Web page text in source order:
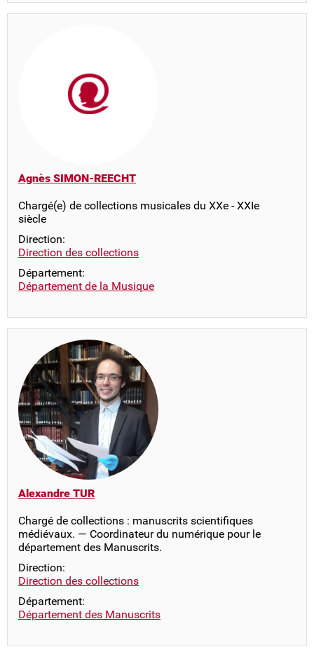
Agnès SIMON-REECHT
Chargé(e) de collections musicales du XXe - XXIe
siècle
Direction:
Direction des collections
Département:
Département de la Musique
Alexandre TUR
Chargé de collections : manuscrits scientifiques
médiévaux. — Coordinateur du numérique pour le
département des Manuscrits.
Direction:
Direction des collections
Département:
Département des Manuscrits